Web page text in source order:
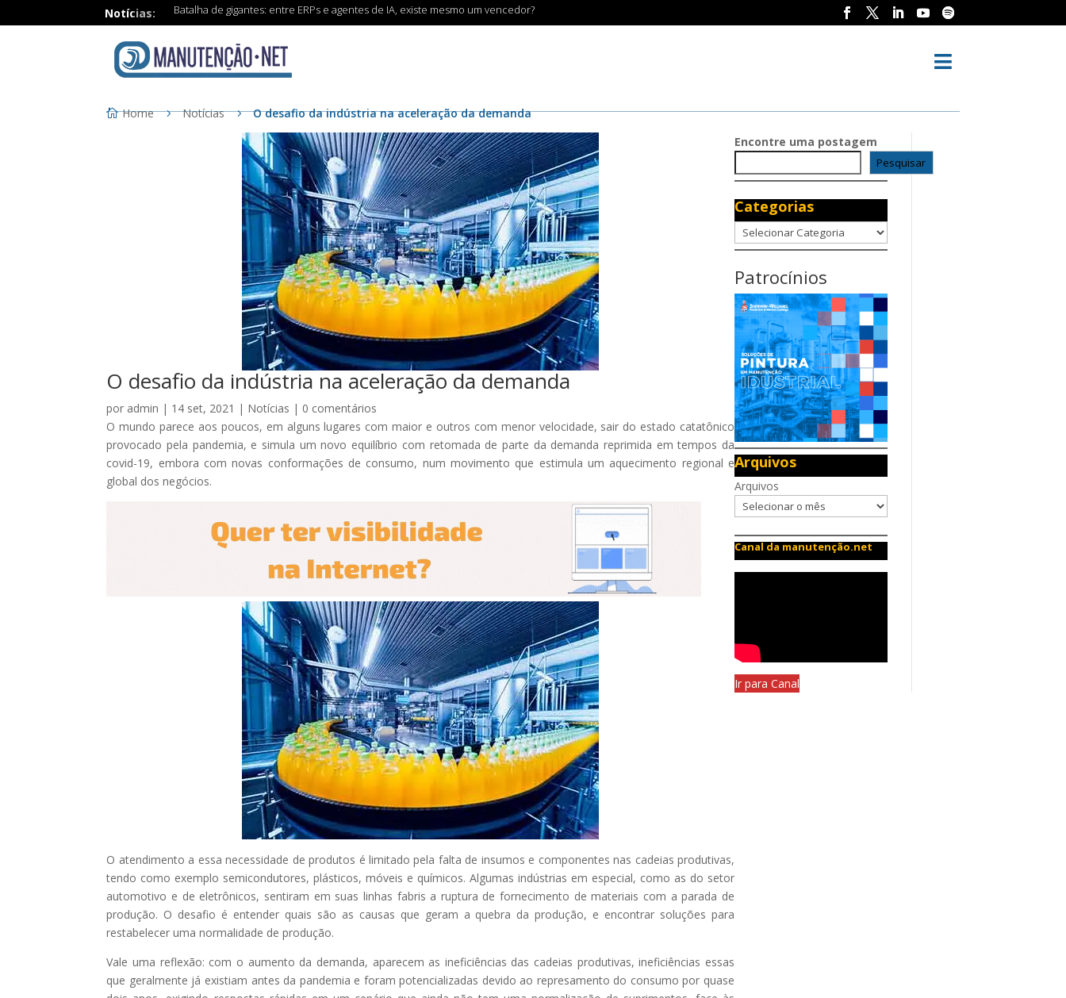
Notícias: Batalha de gigantes: entre ERPs e agentes de IA, existe mesmo um vencedor?

Home Notícias O desafio da indústria na aceleração da demanda
O desafio da indústria na aceleração da demanda
por admin | 14 set, 2021 | Notícias | 0 comentários
O mundo parece aos poucos, em alguns lugares com maior e outros com menor velocidade, sair do estado catatônico
provocado pela pandemia, e simula um novo equilíbrio com retomada de parte da demanda reprimida em tempos da
covid-19, embora com novas conformações de consumo, num movimento que estimula um aquecimento regional e
global dos negócios.
O atendimento a essa necessidade de produtos é limitado pela falta de insumos e componentes nas cadeias produtivas,
tendo como exemplo semicondutores, plásticos, móveis e químicos. Algumas indústrias em especial, como as do setor
automotivo e de eletrônicos, sentiram em suas linhas fabris a ruptura de fornecimento de materiais com a parada de
produção. O desafio é entender quais são as causas que geram a quebra da produção, e encontrar soluções para
restabelecer uma normalidade de produção.
Vale uma reflexão: com o aumento da demanda, aparecem as ineficiências das cadeias produtivas, ineficiências essas
que geralmente já existiam antes da pandemia e foram potencializadas devido ao represamento do consumo por quase
Encontre uma postagem
Pesquisar
Categorias
Categorias
Patrocínios
Arquivos
Arquivos
Canal da manutenção.net
Ir para Canal